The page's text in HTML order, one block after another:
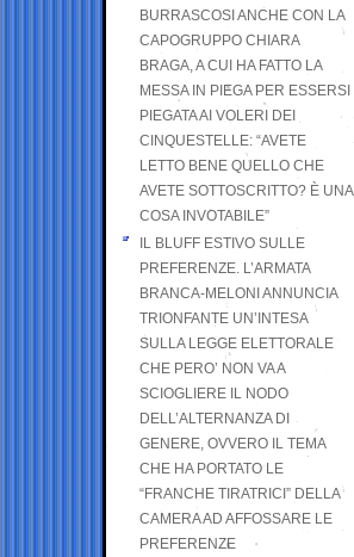
BURRASCOSI ANCHE CON LA
CAPOGRUPPO CHIARA
BRAGA, A CUI HA FATTO LA
MESSA IN PIEGA PER ESSERSI
PIEGATA AI VOLERI DEI
CINQUESTELLE: “AVETE
LETTO BENE QUELLO CHE
AVETE SOTTOSCRITTO? È UNA
COSA INVOTABILE”
IL BLUFF ESTIVO SULLE
PREFERENZE. L’ARMATA
BRANCA-MELONI ANNUNCIA
TRIONFANTE UN’INTESA
SULLA LEGGE ELETTORALE
CHE PERO’ NON VA A
SCIOGLIERE IL NODO
DELL’ALTERNANZA DI
GENERE, OVVERO IL TEMA
CHE HA PORTATO LE
“FRANCHE TIRATRICI” DELLA
CAMERA AD AFFOSSARE LE
PREFERENZE